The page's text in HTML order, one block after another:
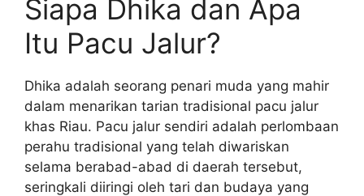
Siapa Dhika dan Apa
Itu Pacu Jalur?
Dhika adalah seorang penari muda yang mahir
dalam menarikan tarian tradisional pacu jalur
khas Riau. Pacu jalur sendiri adalah perlombaan
perahu tradisional yang telah diwariskan
selama berabad-abad di daerah tersebut,
seringkali diiringi oleh tari dan budaya yang